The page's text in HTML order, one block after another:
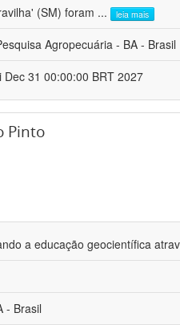
(SM) foram ... leia mais
Agropecuária - BA - Brasil
31 00:00:00 BRT 2027
Pinto
a educação geocientífica
- Brasil